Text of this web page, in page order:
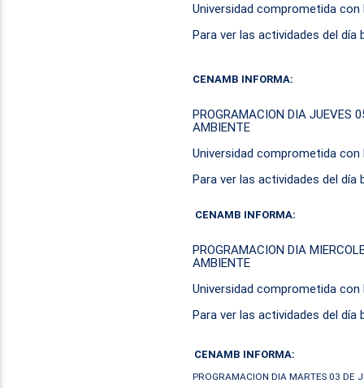
Universidad comprometida
Para ver las actividades del día
CENAMB INFORMA:
PROGRAMACION DIA JUEVES
AMBIENTE
Universidad comprometida
Para ver las actividades del día
CENAMB INFORMA:
PROGRAMACION DIA
AMBIENTE
Universidad comprometida
Para ver las actividades del día
CENAMB INFORMA:
PROGRAMACION DIA MARTES 03 DE